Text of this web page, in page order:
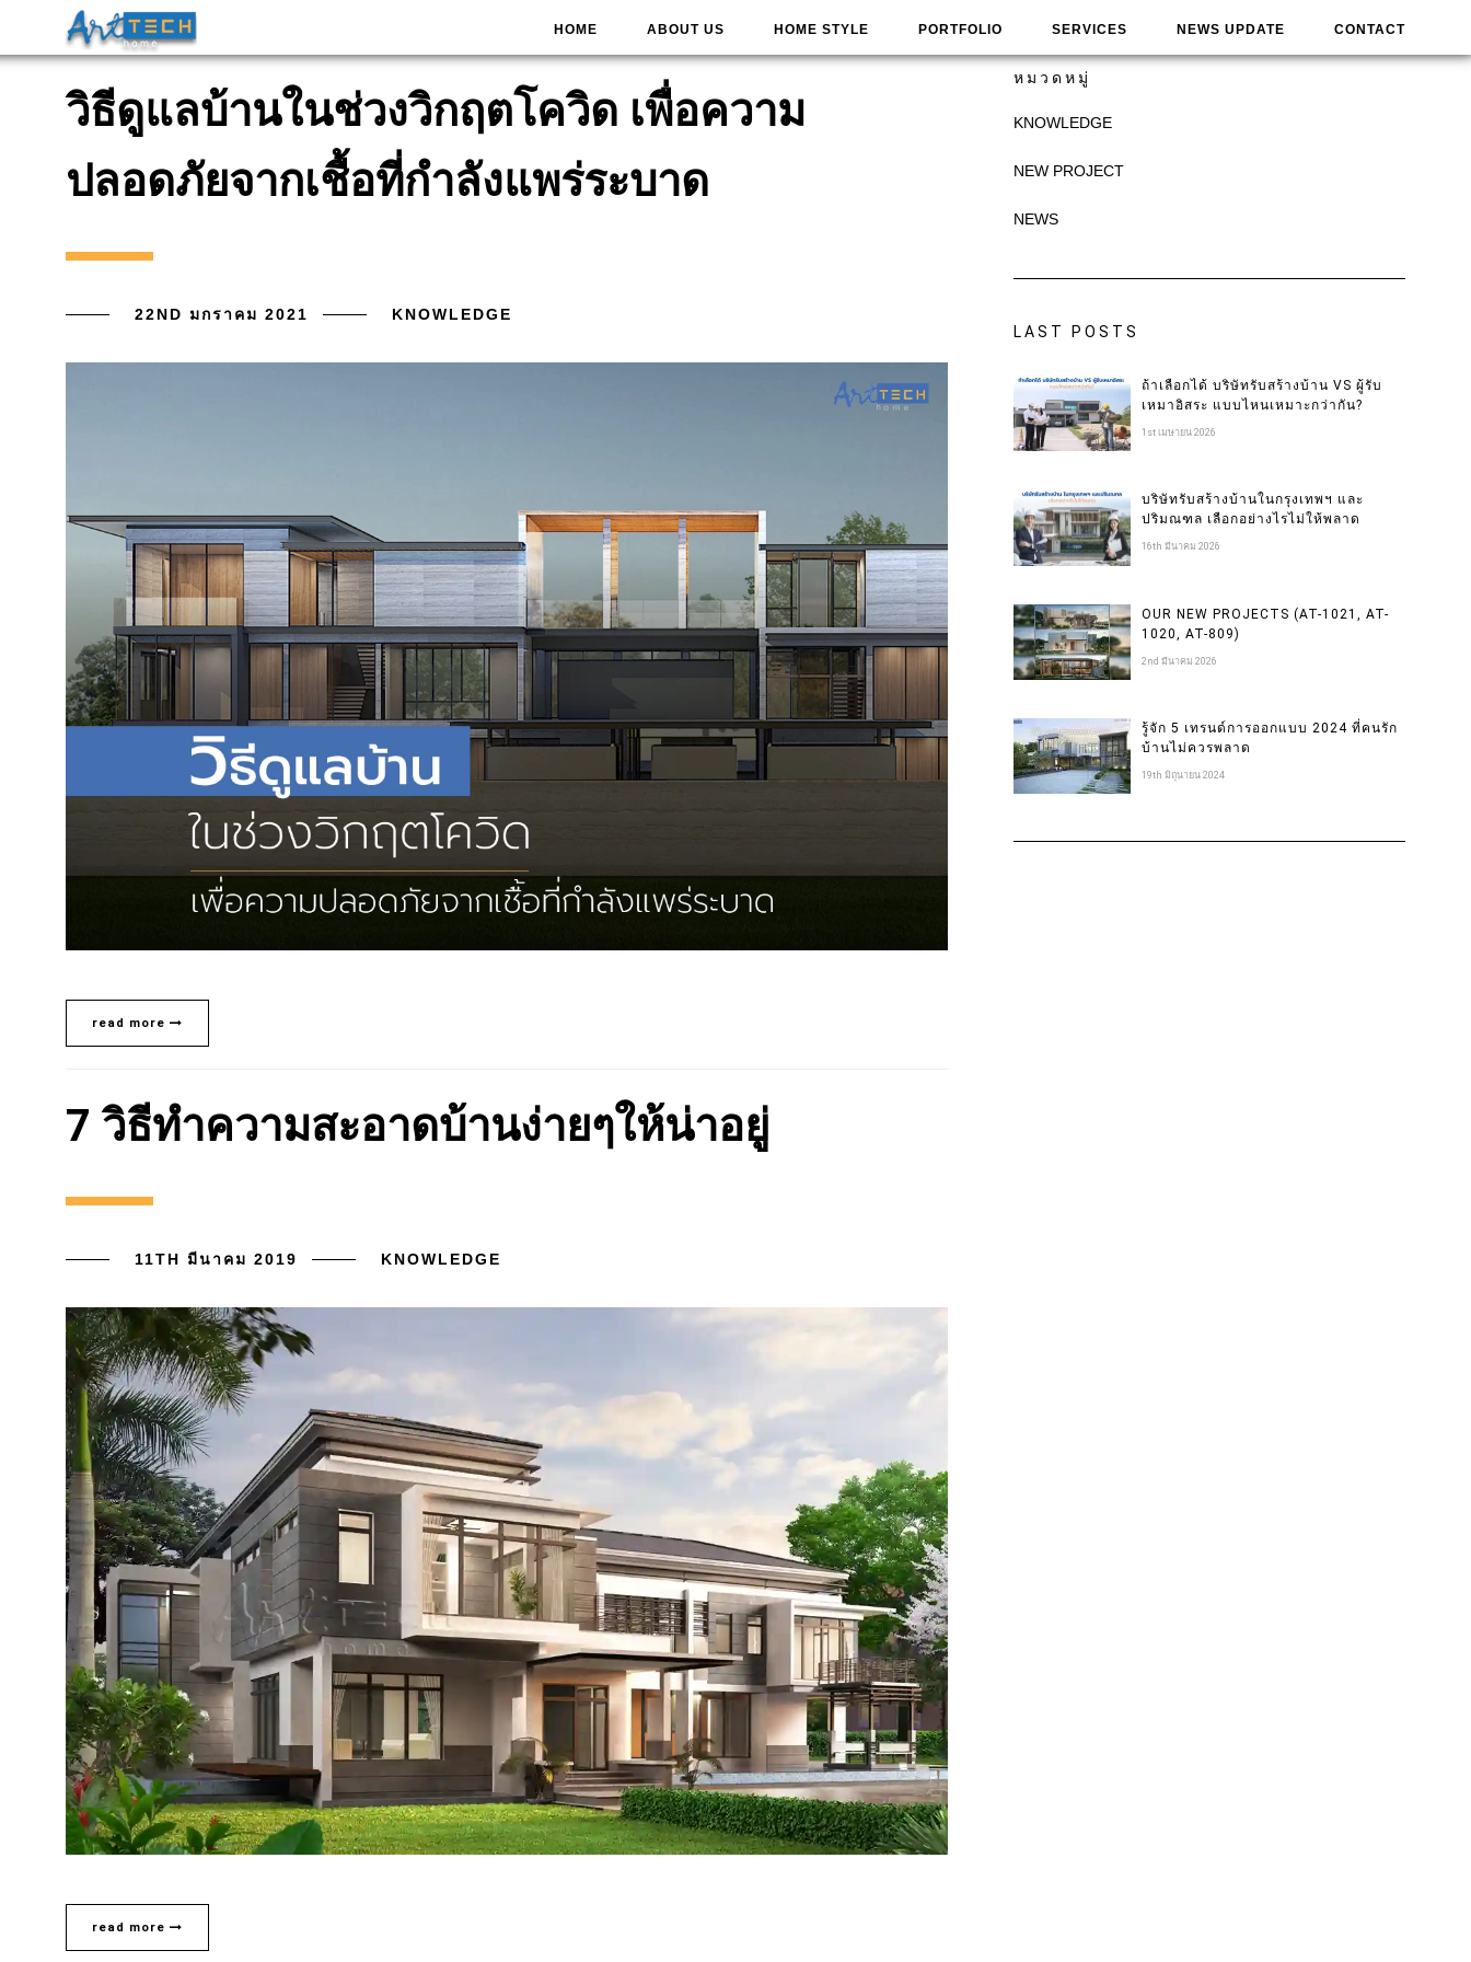
HOME ABOUT US HOME STYLE PORTFOLIO SERVICES NEWS UPDATE CONTACT
วิธีดูแลบ้านในช่วงวิกฤตโควิด เพื่อความ
ปลอดภัยจากเชื้อที่กำลังแพร่ระบาด
22ND มกราคม 2021 KNOWLEDGE
read more
7 วิธีทำความสะอาดบ้านง่ายๆให้น่าอยู่
11TH มีนาคม 2019 KNOWLEDGE
read more
หมวดหมู่
KNOWLEDGE
NEW PROJECT
NEWS
LAST POSTS
ถ้าเลือกได้ บริษัทรับสร้างบ้าน VS ผู้รับ
เหมาอิสระ แบบไหนเหมาะกว่ากัน?
1st เมษายน 2026
บริษัทรับสร้างบ้านในกรุงเทพฯ และ
ปริมณฑล เลือกอย่างไรไม่ให้พลาด
16th มีนาคม 2026
OUR NEW PROJECTS (AT-1021, AT-
1020, AT-809)
2nd มีนาคม 2026
รู้จัก 5 เทรนด์การออกแบบ 2024 ที่คนรัก
บ้านไม่ควรพลาด
19th มิถุนายน 2024
ART TECH HOME Co., Ltd.
984 Petchkasem 88, Petchkasem Rd., Bangkae-Nua,Bangkae,
Bangkok 10160
บริษัทรับสร้างบ้าน
บริษัทรับสร้างบ้านโมเดิร์น
สร้างบ้าน modern
MAP
VIEW ON MAP
CALL ME
02-804-1515
0 2455 3475-7
082-3629090
092-6975665